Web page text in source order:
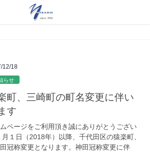
12/18
らせ
町、三崎町の町名変更に伴い
す
ページをご利用頂き誠にありがとうござい
１日（2018年）以降、千代田区の猿楽町、
冠称変更となります。神田冠称変更に伴